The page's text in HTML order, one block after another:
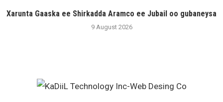
Xarunta Gaaska ee Shirkadda Aramco ee Jubail oo gubaneysa
9 August 2026